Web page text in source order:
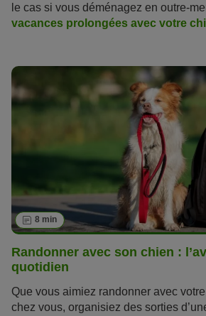
le cas si vous déménagez en outre-
vacances prolongées avec votre
environnement et à un climat
source de stress. Il ne faut pas prendre
légère ! Toutefois, avec une bonne
ne devrait pas
8 min
Randonner avec son chien :
quotidien
Que vous aimiez randonner avec
chez vous, organisiez des sorties